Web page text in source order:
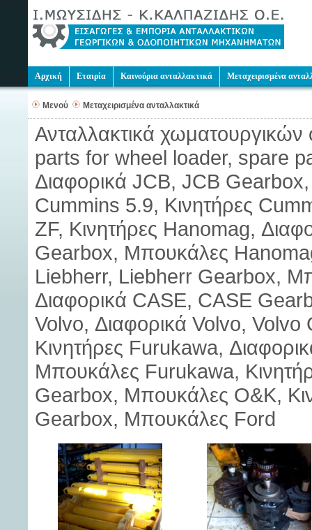
Αρχική Εταιρία Καινούρια ανταλλακτικά Μεταχειρισμένα
Μενού Μεταχειρισμένα ανταλλακτικά
Ανταλλακτικά
parts for wheel loader, spare
Διαφορικά JCB, JCB
Cummins 5.9, Κινητήρες
ZF, Κινητήρες Hanomag,
Gearbox, Μπουκάλες
Liebherr, Liebherr Gearbox,
Διαφορικά CASE, CASE
Volvo, Διαφορικά Volvo,
Κινητήρες Furukawa,
Μπουκάλες Furukawa,
Gearbox, Μπουκάλες O&K,
Gearbox, Μπουκάλες Ford